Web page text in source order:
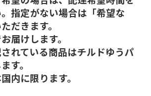
指定がない場合は「希望な
だきます。
届けします。
れている商品はチルドゆうパ
す。
内に限ります。